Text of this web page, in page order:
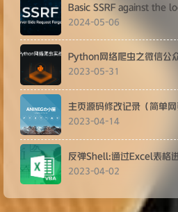
Basic SSRF against the
2024-05-06
Python网络爬虫之微信公
2023-05-31
主页源码修改记录（简单
2023-04-14
反弹Shell:通过Excel表格
2023-04-02